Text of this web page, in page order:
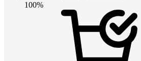
100%